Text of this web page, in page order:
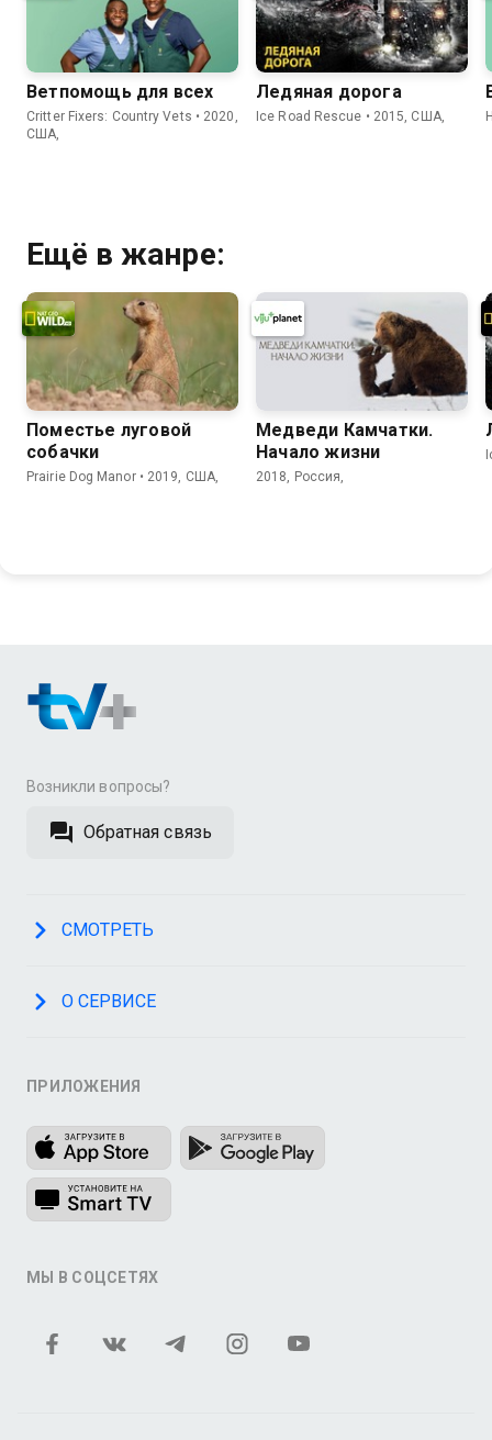
Ветпомощь для всех
Critter Fixers: Country Vets • 2020,
США,
Ледяная дорога
Ice Road Rescue • 2015, США,
Ещё в жанре:
Поместье луговой
собачки
Prairie Dog Manor • 2019, США,
Медведи Камчатки.
Начало жизни
2018, Россия,
Возникли вопросы?
Обратная связь
СМОТРЕТЬ
О СЕРВИСЕ
ПРИЛОЖЕНИЯ
МЫ В СОЦСЕТЯХ